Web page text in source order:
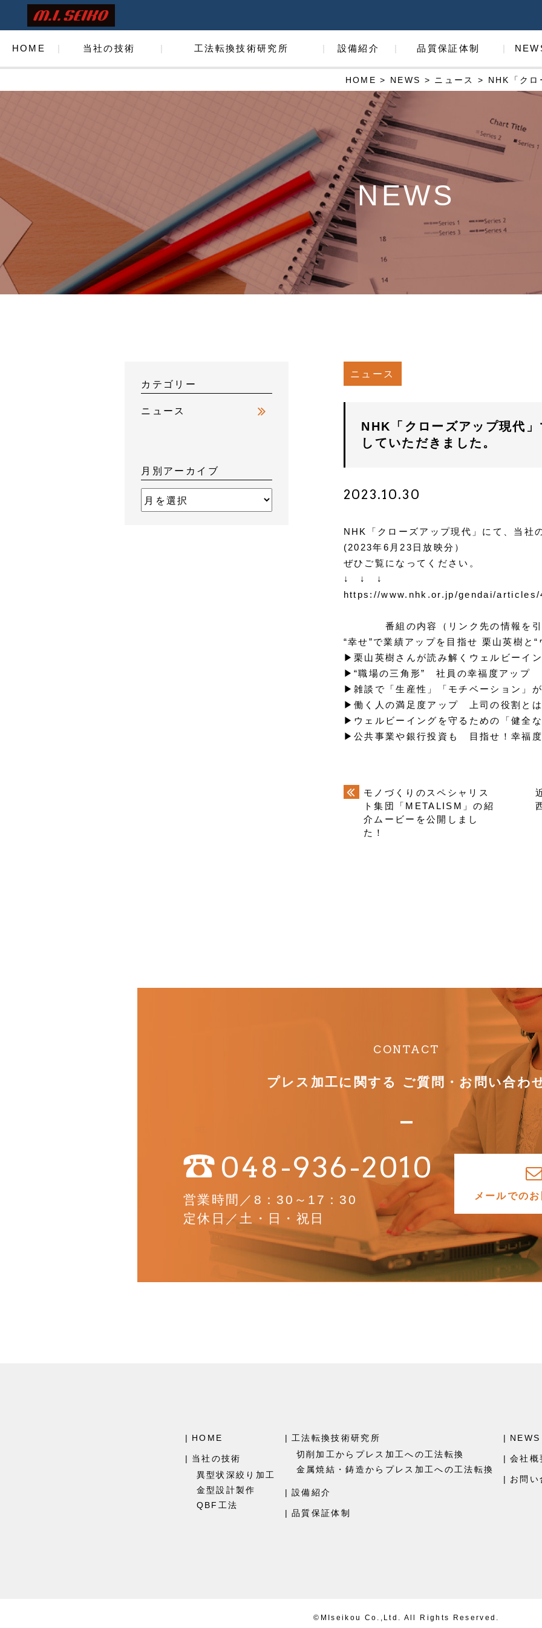
HOME 当社の技術 工法転換技術研究所 設備紹介 品質保証体制
HOME > NEWS > ニュース > NHK「クロ
NEWS
ニュース
NHK「クローズアップ現代
していただきました。
2023.10.30
NHK「クローズアップ現代」にて、当社
(2023年6月23日放映分）
ぜひご覧になってください。
↓ ↓ ↓
https://www.nhk.or.jp/gendai/articles/
番組の内容（リンク先の情報を引
“幸せ”で業績アップを目指せ 栗山英樹と
▶栗山英樹さんが読み解くウェルビーイ
▶“職場の三角形” 社員の幸福度アップ
▶雑談で「生産性」「モチベーション」
▶働く人の満足度アップ 上司の役割と
▶ウェルビーイングを守るための「健全
▶公共事業や銀行投資も 目指せ！幸福
モノづくりのスペシャリス
ト集団「METALISM」の紹
介ムービーを公開しまし
た！
カテゴリー
ニュース
月別アーカイブ
CONTACT
プレス加工に関する ご質問・お問い合わ
048-936-2010
営業時間／8：30～17：30
定休日／土・日・祝日
メールでの
HOME
当社の技術
異型状深絞り加工
金型設計製作
QBF工法
工法転換技術研究所
切削加工からプレス加工への工法転換
金属焼結・鋳造からプレス加工への工法転換
設備紹介
品質保証体制
NEWS
会社概
お問い
©MIseikou Co.,Ltd. All Rights Reserved.